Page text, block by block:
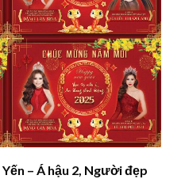
– Á hậu 2, Người đẹp